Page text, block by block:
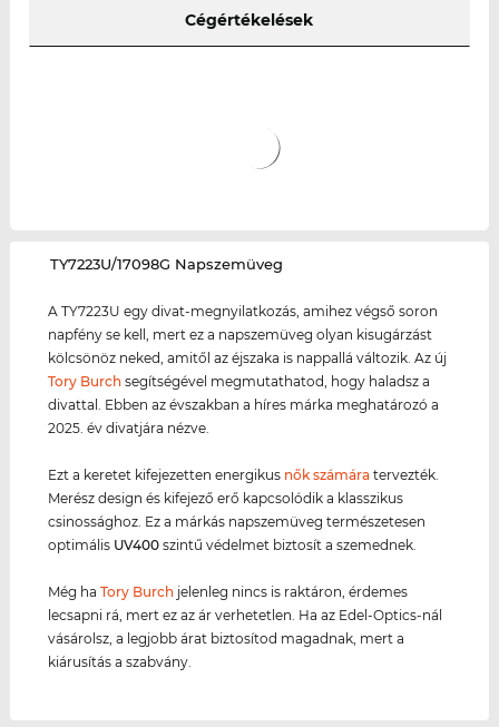
Cégértékelések
‌TY7223U/17098G Napszemüveg
A TY7223U egy divat-megnyilatkozás, amihez végső soron
napfény se kell, mert ez a napszemüveg olyan kisugárzást
kölcsönöz neked, amitől az éjszaka is nappallá változik. Az új
Tory Burch segítségével megmutathatod, hogy haladsz a
divattal. Ebben az évszakban a híres márka meghatározó a
2025. év divatjára nézve.
Ezt a keretet kifejezetten energikus nők számára tervezték.
Merész design és kifejező erő kapcsolódik a klasszikus
csinossághoz. Ez a márkás napszemüveg természetesen
optimális UV400 szintű védelmet biztosít a szemednek.
Még haTory Burch jelenleg nincs is raktáron, érdemes
lecsapni rá, mert ez az ár verhetetlen. Ha az Edel-Optics-nál
vásárolsz, a legjobb árat biztosítod magadnak, mert a
kiárusítás a szabvány.